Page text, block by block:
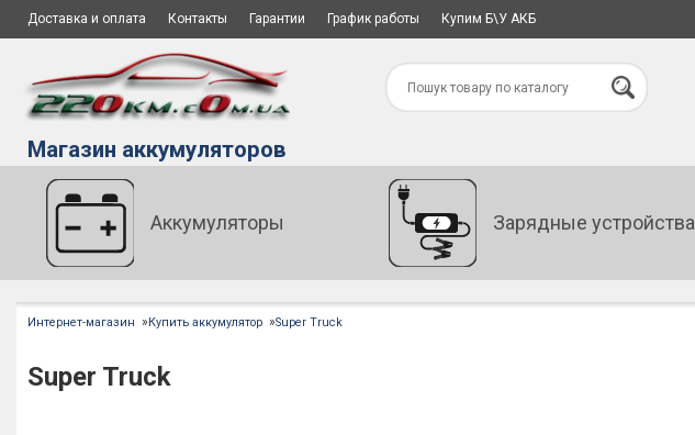
Доставка и оплата Контакты Гарантии График работы Купим Б\У АКБ
Магазин аккумуляторов
Аккумуляторы Зарядные устройства
Интернет-магазин »Купить аккумулятор »Super Truck
Super Truck